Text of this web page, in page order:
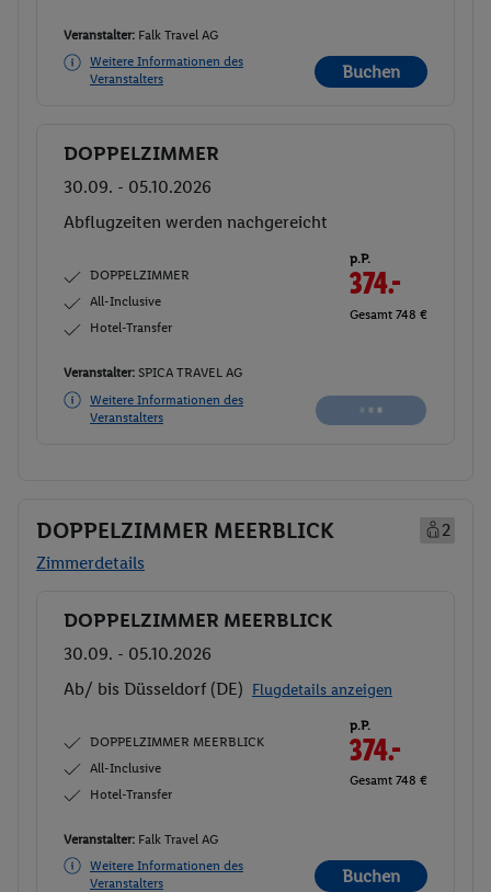
Veranstalter: Falk Travel AG
Weitere Informationen des
Veranstalters
Buchen
Buchen
DOPPELZIMMER
30.09. - 05.10.2026
Ab/ bis Düsseldorf (DE) Flugdetails anzeigen
DOPPELZIMMER
All-Inclusive
Hotel-Transfer
p.P.
374.-
Gesamt 748 €
Veranstalter: SPICA TRAVEL AG
Weitere Informationen des
Veranstalters
Buchen
DOPPELZIMMER MEERBLICK
2
Zimmerdetails
Buchen
DOPPELZIMMER MEERBLICK
30.09. - 05.10.2026
Ab/ bis Düsseldorf (DE) Flugdetails anzeigen
DOPPELZIMMER MEERBLICK
All-Inclusive
Hotel-Transfer
p.P.
374.-
Gesamt 748 €
Veranstalter: Falk Travel AG
Weitere Informationen des
Veranstalters
Buchen